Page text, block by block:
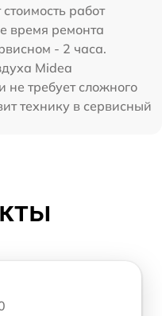
работ
время ремонта
- 2 часа.
Midea
не требует сложного
технику в сервисный